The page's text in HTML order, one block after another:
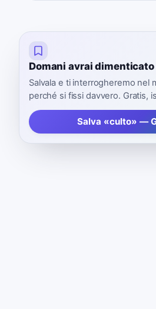
Domani avrai
Salvala e ti interrogheremo nel
perché si fissi davvero. Gratis,
Salva «culto» —